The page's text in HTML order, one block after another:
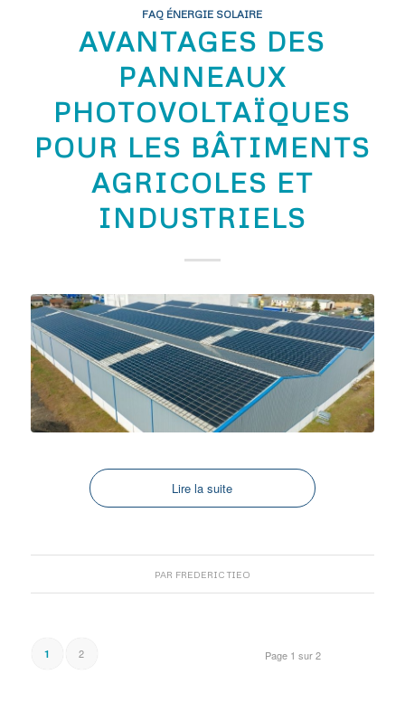
FAQ ÉNERGIE SOLAIRE
AVANTAGES DES
PANNEAUX
PHOTOVOLTAÏQUES
POUR LES BÂTIMENTS
AGRICOLES ET
INDUSTRIELS
Lire la suite
PAR FREDERIC TIEO
Page 1 sur 2
1 2